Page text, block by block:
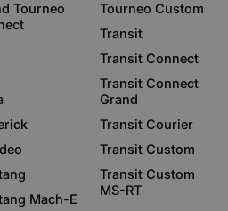
Tourneo
Mach-E
Tourneo Custom
Transit
Transit Connect
Transit Connect
Grand
Transit Courier
Transit Custom
Transit Custom
MS-RT